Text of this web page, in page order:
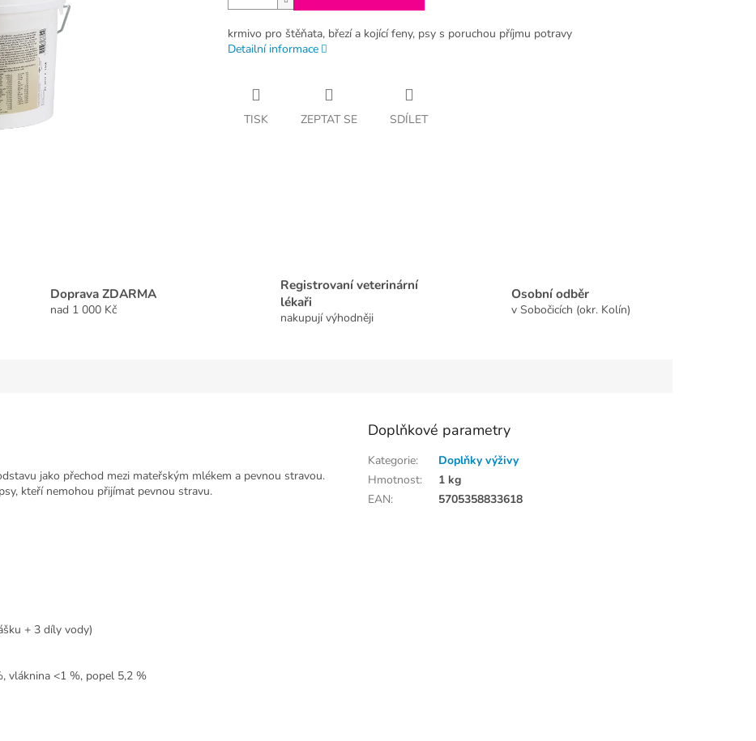
krmivo pro štěňata, březí a kojící feny, psy s poruchou příjmu potravy
Detailní informace
TISK ZEPTAT SE SDÍLET
Doprava ZDARMA
nad 1 000 Kč
Registrovaní veterinární
lékaři
nakupují výhodněji
Osobní odběr
v Sobočicích (okr. Kolín)
jako přechod mezi mateřským mlékem a pevnou stravou.
kteří nemohou přijímat pevnou stravu.
+ 3 díly vody)
vláknina <1 %, popel 5,2 %
Doplňkové parametry
Kategorie:
Doplňky výživy
Hmotnost:
1 kg
EAN: 5705358833618